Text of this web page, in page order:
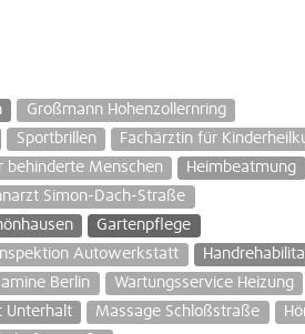
Großmann Hohenzollernring
Sportbrillen
Fachärztin für
behinderte Menschen
Heimbeatmung
Simon-Dach-Straße
Gartenpflege
Inspektion Autowerkstatt
Berlin
Wartungsservice Heizung
Unterhalt Massage Schloßstraße